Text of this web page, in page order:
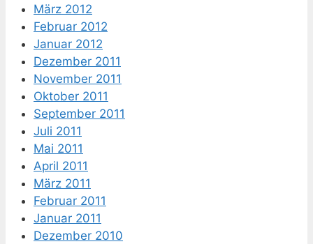
März 2012
Februar 2012
Januar 2012
Dezember 2011
November 2011
Oktober 2011
September 2011
Juli 2011
Mai 2011
April 2011
März 2011
Februar 2011
Januar 2011
Dezember 2010